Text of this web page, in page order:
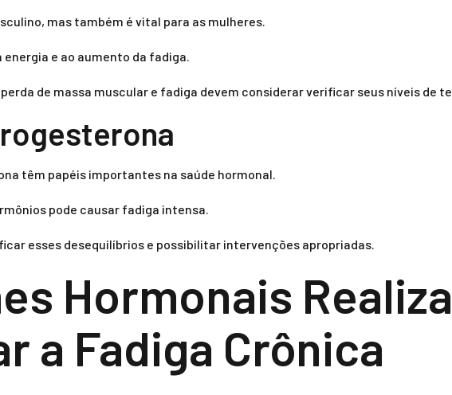
mas também é vital para as mulheres.
e ao aumento da fadiga.
de massa muscular e fadiga devem considerar verificar seus níveis de
têm papéis importantes na saúde hormonal.
pode causar fadiga intensa.
esses desequilíbrios e possibilitar intervenções apropriadas.
Hormonais
a Fadiga Crônica